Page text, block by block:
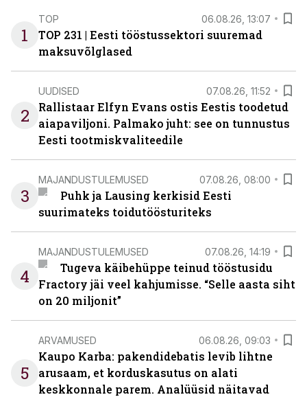
1
TOP 06.08.26, 13:07
TOP 231 | Eesti tööstussektori suuremad
maksuvõlglased
2
UUDISED 07.08.26, 11:52
Rallistaar Elfyn Evans ostis Eestis toodetud
aiapaviljoni. Palmako juht: see on tunnustus
Eesti tootmiskvaliteedile
3
MAJANDUSTULEMUSED 07.08.26, 08:00
Puhk ja Lausing kerkisid Eesti
suurimateks toidutöösturiteks
4
MAJANDUSTULEMUSED 07.08.26, 14:19
Tugeva käibehüppe teinud tööstusidu
Fractory jäi veel kahjumisse. “Selle aasta siht
on 20 miljonit”
5
ARVAMUSED 06.08.26, 09:03
Kaupo Karba: pakendidebatis levib lihtne
arusaam, et korduskasutus on alati
keskkonnale parem. Analüüsid näitavad